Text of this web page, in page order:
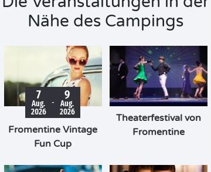
Nähe des Campings
7
Aug.
2026
-
9
Aug.
2026
Fromentine Vintage
Fun Cup
Theaterfestival von
Fromentine